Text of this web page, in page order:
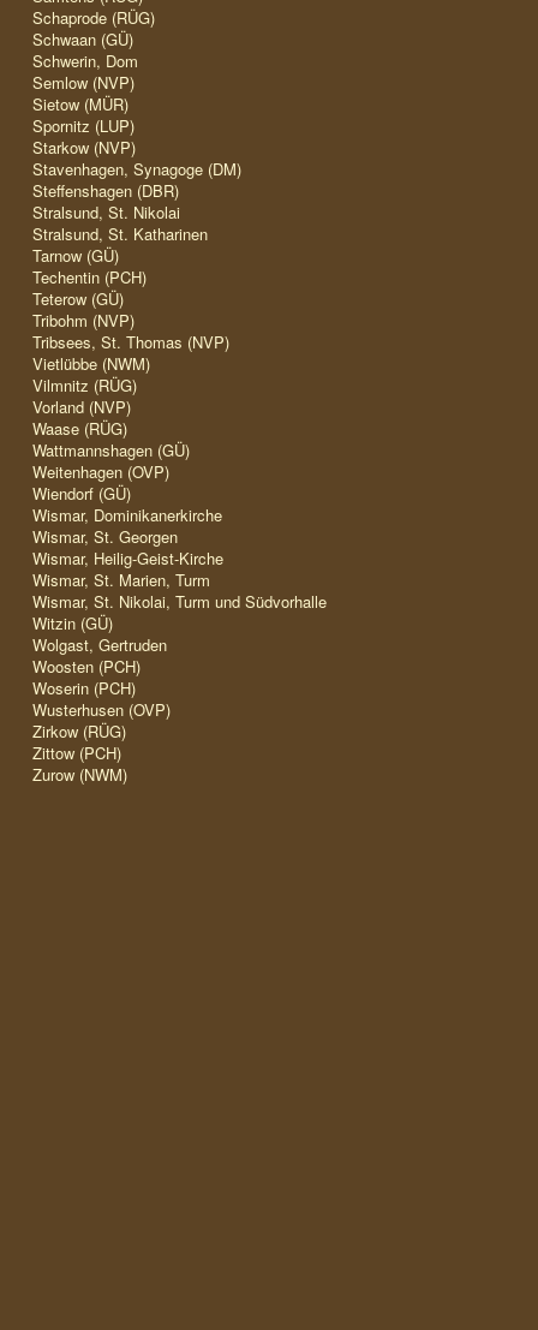
Schaprode (RÜG)
Schwaan (GÜ)
Schwerin, Dom
Semlow (NVP)
Sietow (MÜR)
Spornitz (LUP)
Starkow (NVP)
Stavenhagen, Synagoge (DM)
Steffenshagen (DBR)
Stralsund, St. Nikolai
Stralsund, St. Katharinen
Tarnow (GÜ)
Techentin (PCH)
Teterow (GÜ)
Tribohm (NVP)
Tribsees, St. Thomas (NVP)
Vietlübbe (NWM)
Vilmnitz (RÜG)
Vorland (NVP)
Waase (RÜG)
Wattmannshagen (GÜ)
Weitenhagen (OVP)
Wiendorf (GÜ)
Wismar, Dominikanerkirche
Wismar, St. Georgen
Wismar, Heilig-Geist-Kirche
Wismar, St. Marien, Turm
Wismar, St. Nikolai, Turm und Südvorhalle
Witzin (GÜ)
Wolgast, Gertruden
Woosten (PCH)
Woserin (PCH)
Wusterhusen (OVP)
Zirkow (RÜG)
Zittow (PCH)
Zurow (NWM)